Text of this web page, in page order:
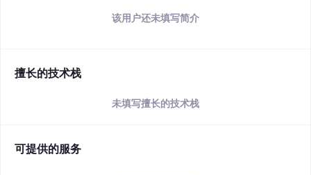
该用户还未填写简介
擅长的技术栈
未填写擅长的技术栈
可提供的服务